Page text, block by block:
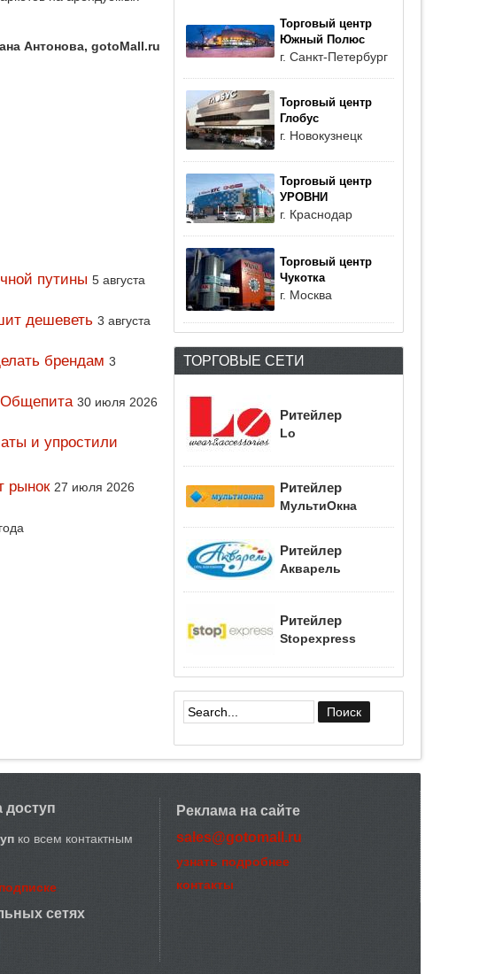
Антонова, gotoMall.ru
путины 5 августа
дешеветь 3 августа
брендам 3
Общепита 30 июля 2026
и упростили
рынок 27 июля 2026
Торговый центр
Южный Полюс
г. Санкт-Петербург
Торговый центр
Глобус
г. Новокузнецк
Торговый центр
УРОВНИ
г. Краснодар
Торговый центр
Чукотка
г. Москва
ТОРГОВЫЕ СЕТИ
Ритейлер
Lo
Ритейлер
МультиОкна
Ритейлер
Акварель
Ритейлер
Stopexpress
Форма поиска
доступ
ко всем контактным
сетях
Реклама на сайте
sales@gotomall.ru
узнать подробнее
контакты